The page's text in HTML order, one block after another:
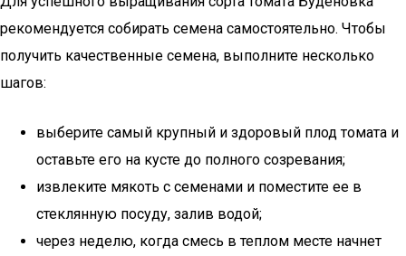
рекомендуется собирать семена самостоятельно. Чтобы
получить качественные семена, выполните несколько
шагов:
выберите самый крупный и здоровый плод томата и
оставьте его на кусте до полного созревания;
извлеките мякоть с семенами и поместите ее в
стеклянную посуду, залив водой;
через неделю, когда смесь в теплом месте начнет